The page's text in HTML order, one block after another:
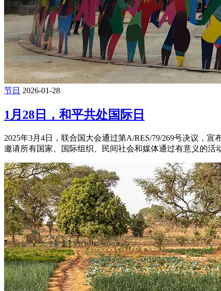
节日 2026-01-28
1月28日，和平共处国际日
2025年3月4日，联合国大会通过第A/RES/79/269号决议，
邀请所有国家、国际组织、民间社会和媒体通过有意义的活